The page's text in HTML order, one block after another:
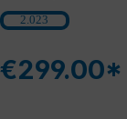
2.023
€299.00*